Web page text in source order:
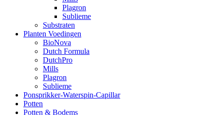
Plagron
Sublieme
Substraten
Planten Voedingen
BioNova
Dutch Formula
DutchPro
Mills
Plagron
Sublieme
Ponsprikker-Waterspin-Capillar
Potten
Potten & Bodems